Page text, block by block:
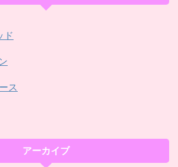
ド
ス
アーカイブ